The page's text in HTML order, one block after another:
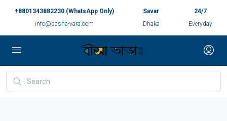
+8801343882230 (WhatsApp Only)
info@basha-vara.com
Savar
Dhaka
24/7
Everyday